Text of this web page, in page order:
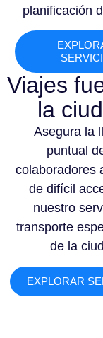
planificación
Viajes
la
Asegura la
puntual
colaboradores
de difícil
nuestro
transporte
de la
EXPLORAR